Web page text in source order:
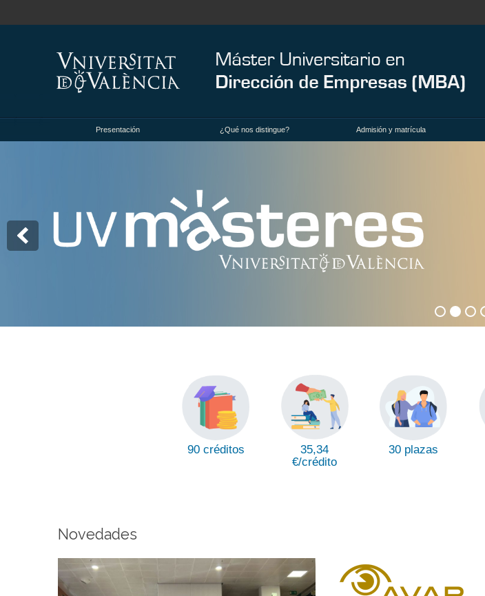
Presentación ¿Qué nos distingue? Admisión y matrícula
90 créditos
35,34
€/crédito
30 plazas
Novedades